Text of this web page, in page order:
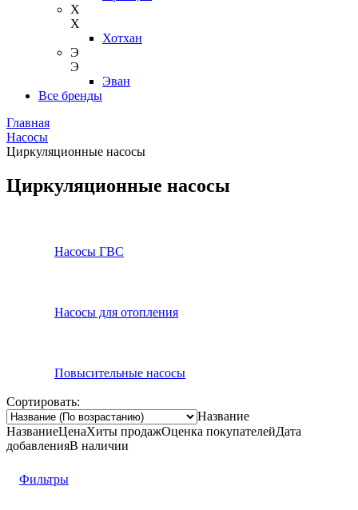
Х
Х
Хотхан
Э
Э
Эван
Все бренды
Главная
Насосы
Циркуляционные насосы
Циркуляционные насосы
Насосы ГВС
Насосы для отопления
Повысительные насосы
Сортировать:
Название
НазваниеЦенаХиты продажОценка покупателейДата
добавленияВ наличии
Фильтры